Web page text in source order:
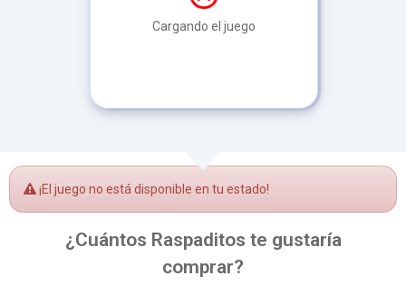
Cargando el juego
¡El juego no está disponible en tu estado!
¿Cuántos Raspaditos te gustaría
comprar?